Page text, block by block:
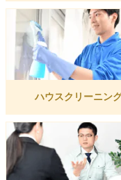
ハウスクリーニン